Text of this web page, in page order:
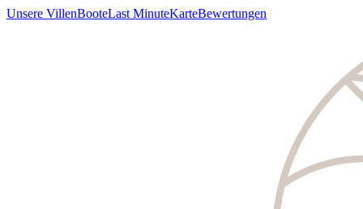
Unsere VillenBooteLast MinuteKarteBewertungen